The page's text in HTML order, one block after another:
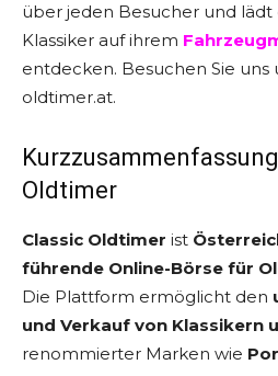
über jeden Besucher und lädt
Klassiker auf ihrem
entdecken. Besuchen Sie uns
oldtimer.at.
Oldtimer
Classic Oldtimer ist
führende Online-Börse für
Die Plattform ermöglicht den
und Verkauf von Klassikern
renommierter Marken wie